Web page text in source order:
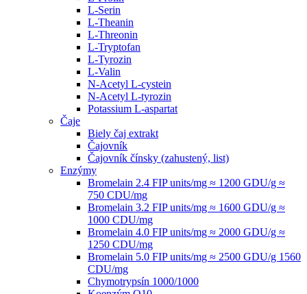
L-Serin
L-Theanin
L-Threonin
L-Tryptofan
L-Tyrozin
L-Valin
N-Acetyl L-cystein
N-Acetyl L-tyrozin
Potassium L-aspartat
Čaje
Biely čaj extrakt
Čajovník
Čajovník čínsky (zahustený, list)
Enzýmy
Bromelain 2.4 FIP units/mg ≈ 1200 GDU/g ≈
750 CDU/mg
Bromelain 3.2 FIP units/mg ≈ 1600 GDU/g ≈
1000 CDU/mg
Bromelain 4.0 FIP units/mg ≈ 2000 GDU/g ≈
1250 CDU/mg
Bromelain 5.0 FIP units/mg ≈ 2500 GDU/g 1560
CDU/mg
Chymotrypsín 1000/1000